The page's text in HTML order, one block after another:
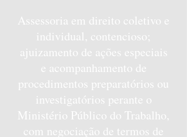
Assessoria em direito coletivo e
individual, contencioso;
ajuizamento de ações especiais
e acompanhamento de
procedimentos preparatórios ou
investigatórios perante o
Ministério Público do Trabalho,
com negociação de termos de